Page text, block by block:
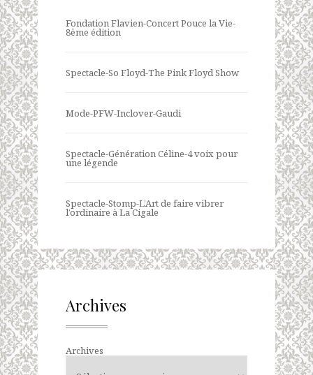
Fondation Flavien-Concert Pouce la Vie-
8ème édition
Spectacle-So Floyd-The Pink Floyd Show
Mode-PFW-Inclover-Gaudi
Spectacle-Génération Céline-4 voix pour
une légende
Spectacle-Stomp-L’Art de faire vibrer
l’ordinaire à La Cigale
Archives
Archives